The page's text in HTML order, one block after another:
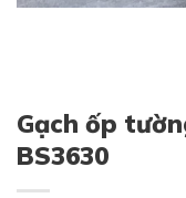
Gạch ốp
BS3630